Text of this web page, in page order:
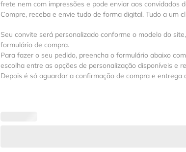
frete nem com impressões e pode enviar aos convidados
Compre, receba e envie tudo de forma digital. Tudo a um
Seu convite será personalizado conforme o modelo do
formulário de compra.
Para fazer o seu pedido, preencha o formulário abaixo
escolha entre as opções de personalização disponíveis e
Depois é só aguardar a confirmação de compra e